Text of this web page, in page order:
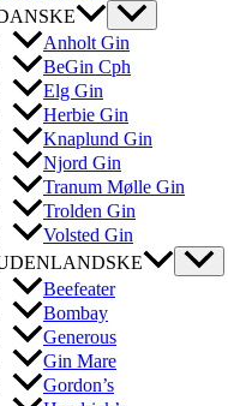
Anholt Gin
BeGin Cph
Elg Gin
Herbie Gin
Knaplund Gin
Njord Gin
Tranum Mølle Gin
Trolden Gin
Volsted Gin
Beefeater
Bombay
Generous
Gin Mare
Gordon’s